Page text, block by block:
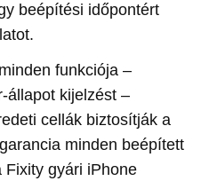
beépítési időpontért
funkciója –
állapot kijelzést –
cellák biztosítják a
minden beépített
Fixity gyári iPhone